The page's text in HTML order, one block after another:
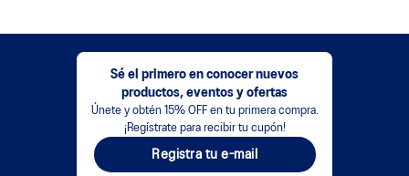
Sé el primero en conocer nuevos
productos, eventos y ofertas
Únete y obtén 15% OFF en tu primera compra.
¡Regístrate para recibir tu cupón!
Registra tu e-mail